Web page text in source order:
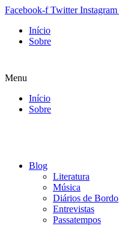
Facebook-f Twitter Instagram
Início
Sobre
Menu
Início
Sobre
Blog
Literatura
Música
Diários de Bordo
Entrevistas
Passatempos